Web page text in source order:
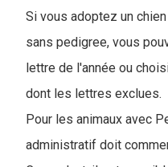
Si vous adoptez un
sans pedigree, vous
lettre de l'année ou
dont les lettres exclues.
Pour les animaux avec
administratif doit